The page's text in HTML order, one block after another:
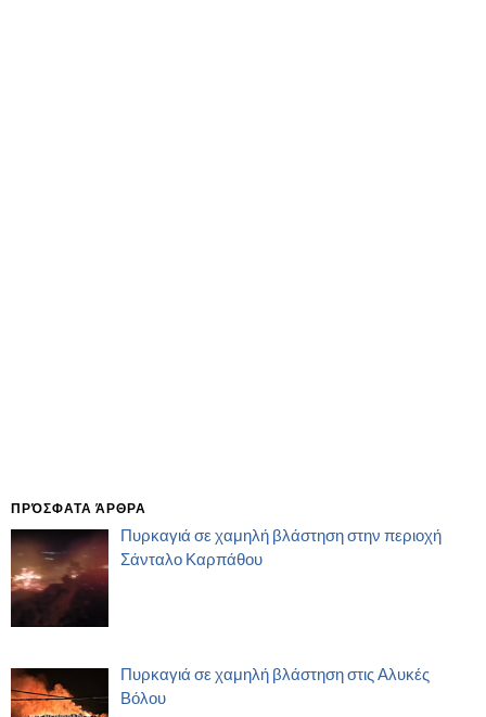
ΠΡΌΣΦΑΤΑ ΆΡΘΡΑ
Πυρκαγιά σε χαμηλή βλάστηση στην περιοχή
Σάνταλο Καρπάθου
Πυρκαγιά σε χαμηλή βλάστηση στις Αλυκές
Βόλου